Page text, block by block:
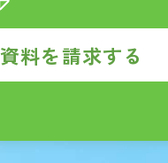
資料を請求する